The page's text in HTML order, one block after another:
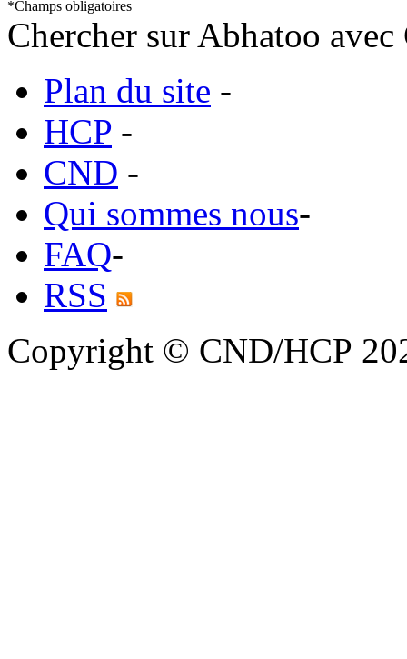
*Champs obligatoires
Chercher sur Abhatoo
Plan du site -
HCP -
CND -
Qui sommes nous-
FAQ-
RSS
Copyright © CND/HCP